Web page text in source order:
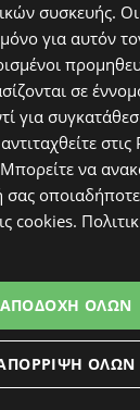
συσκευής.
για αυτόν
σε
για
στις
να
σας
cookies.
ΑΠΟΔΟΧΉ ΌΛΩΝ
ΌΛΩΝ